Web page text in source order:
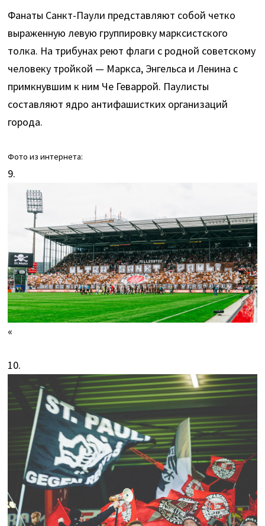
Фанаты Санкт-Паули представляют собой четко
выраженную левую группировку марксистского
толка. На трибунах реют флаги с родной советскому
человеку тройкой — Маркса, Энгельса и Ленина с
примкнувшим к ним Че Геваррой. Паулисты
составляют ядро антифашистких организаций
города.
Фото из интернета:
9.
«
10.